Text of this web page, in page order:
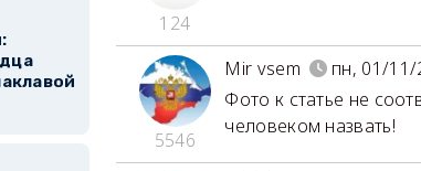
124
5546
Mir vsem
пн, 01/11/
Фото к статье не
человеком назвать!